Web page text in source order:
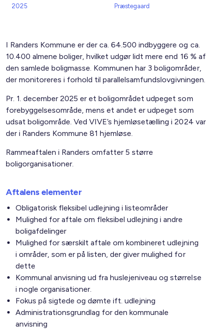
2025
Præstegaard
I Randers Kommune er der ca. 64.500 indbyggere og ca.
10.400 almene boliger, hvilket udgør lidt mere end 16 % af
den samlede boligmasse. Kommunen har 3 boligområder,
der monitoreres i forhold til parallelsamfundslovgivningen.
Pr. 1. december 2025 er et boligområdet udpeget som
forebyggelsesområde, mens et andet er udpeget som
udsat boligområde. Ved VIVE’s hjemløsetælling i 2024 var
der i Randers Kommune 81 hjemløse.
Rammeaftalen i Randers omfatter 5 større
boligorganisationer.
Aftalens elementer
Obligatorisk fleksibel udlejning i listeområder
Mulighed for aftale om fleksibel udlejning i andre
boligafdelinger
Mulighed for særskilt aftale om kombineret udlejning
i områder, som er på listen, der giver mulighed for
dette
Kommunal anvisning ud fra huslejeniveau og størrelse
i nogle organisationer.
Fokus på sigtede og dømte ift. udlejning
Administrationsgrundlag for den kommunale
anvisning